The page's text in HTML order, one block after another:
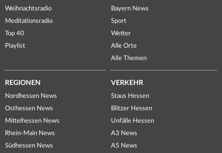
Weihnachtsradio
Meditationsradio
Top 40
Playlist
Bayern News
Sport
Wetter
Alle Orte
Alle Themen
REGIONEN
Nordhessen News
Osthessen News
Mittelhessen News
Rhein-Main News
Südhessen News
VERKEHR
Staus Hessen
Blitzer Hessen
Unfälle Hessen
A3 News
A5 News